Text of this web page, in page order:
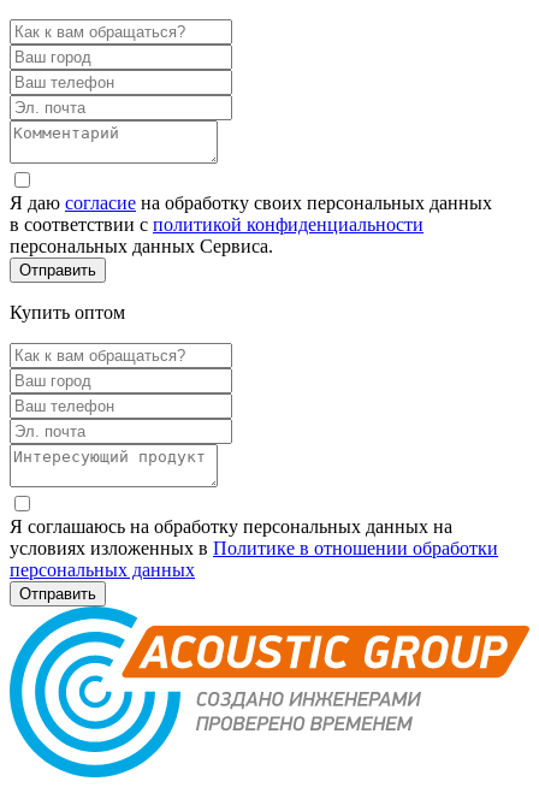
Я даю согласие на обработку своих персональных данных
в соответствии с политикой конфиденциальности
персональных данных Сервиса.
Купить оптом
Я соглашаюсь на обработку персональных данных на
условиях изложенных в Политике в отношении обработки
персональных данных